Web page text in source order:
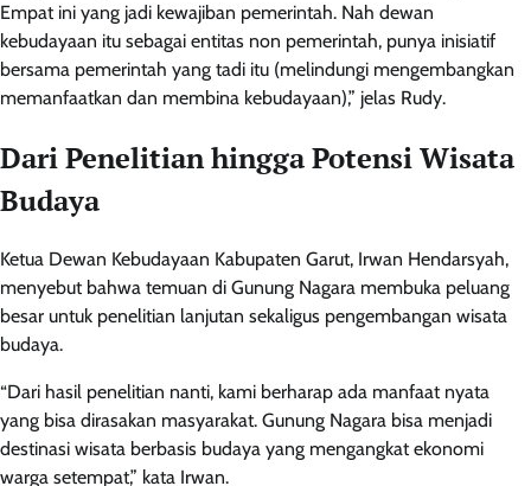
Empat ini yang jadi kewajiban pemerintah. Nah dewan
kebudayaan itu sebagai entitas non pemerintah, punya inisiatif
bersama pemerintah yang tadi itu (melindungi mengembangkan
memanfaatkan dan membina kebudayaan),” jelas Rudy.
Dari Penelitian hingga Potensi Wisata
Budaya
Ketua Dewan Kebudayaan Kabupaten Garut, Irwan Hendarsyah,
menyebut bahwa temuan di Gunung Nagara membuka peluang
besar untuk penelitian lanjutan sekaligus pengembangan wisata
budaya.
“Dari hasil penelitian nanti, kami berharap ada manfaat nyata
yang bisa dirasakan masyarakat. Gunung Nagara bisa menjadi
destinasi wisata berbasis budaya yang mengangkat ekonomi
warga setempat,” kata Irwan.